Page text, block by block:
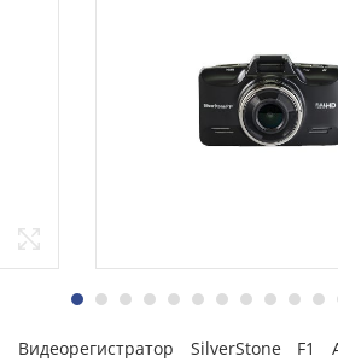
Видеорегистратор SilverStone F1